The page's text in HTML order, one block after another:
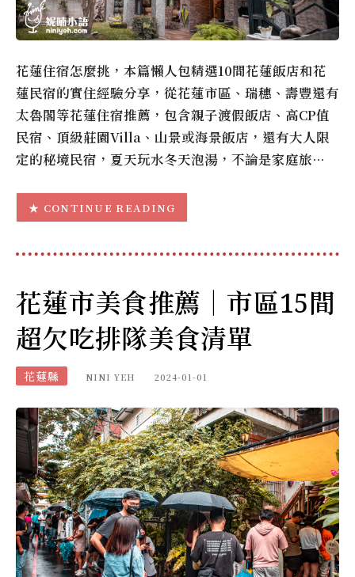
花蓮住宿怎麼挑，本篇懶人包精選10間花蓮飯店和花
蓮民宿的實住經驗分享，從花蓮市區、瑞穗、壽豐還有
太魯閣等花蓮住宿推薦，包含親子渡假飯店、高CP值
民宿、頂級莊園Villa、山景或海景飯店，還有大人限
定的秘境民宿，夏天玩水冬天泡湯，不論是家庭旅…
CONTINUE READING
花蓮市美食推薦｜市區15間
超欠吃排隊美食清單
花蓮縣 NINI YEH 2024-01-01